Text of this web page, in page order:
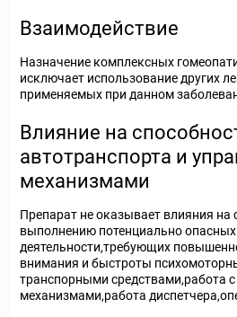
Взаимодействие
Назначение комплексных
исключает использование других
применяемых при данном
Влияние на
автотранспорта и
механизмами
Препарат не оказывает влияния на
выполнению потенциально
деятельности,требующих
внимания и быстроты
транспорными средствами,работа
механизмами,работа